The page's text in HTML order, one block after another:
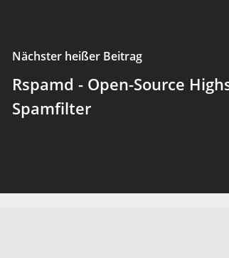
Nächster heißer Beitrag
Rspamd - Open-Source
Spamfilter